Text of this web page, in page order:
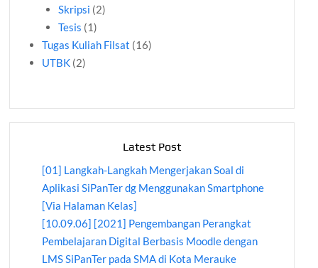
Skripsi (2)
Tesis (1)
Tugas Kuliah Filsat (16)
UTBK (2)
Latest Post
[01] Langkah-Langkah Mengerjakan Soal di
Aplikasi SiPanTer dg Menggunakan Smartphone
[Via Halaman Kelas]
[10.09.06] [2021] Pengembangan Perangkat
Pembelajaran Digital Berbasis Moodle dengan
LMS SiPanTer pada SMA di Kota Merauke